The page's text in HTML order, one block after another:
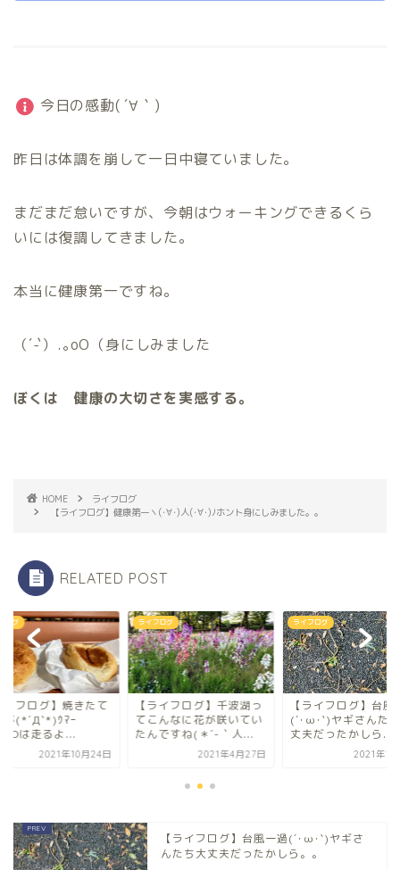
今日の感動( ´∀｀)
昨日は体調を崩して一日中寝ていました。
まだまだ怠いですが、今朝はウォーキングできるくら
いには復調してきました。
本当に健康第一ですね。
（´-`）.｡oO（身にしみました
ぼくは 健康の大切さを実感する。
HOME
ライフログ
【ライフログ】健康第一ヽ(･∀･)人(･∀･)ﾉホント身にしみました。。
RELATED POST
ログ
イフログ】焼きたて
が(*´Д`*)ｳﾏｰ
は走るよ...
2021年10月24日
ライフログ
【ライフログ】千波湖っ
てこんなに花が咲いてい
たんですね(＊´-｀人...
2021年4月27日
ライフログ
【ライフログ】台風
(´･ω･`)ヤギさんた
丈夫だったかしら...
2021年10
【ライフログ】台風一過(´･ω･`)ヤギさ
んたち大丈夫だったかしら。。